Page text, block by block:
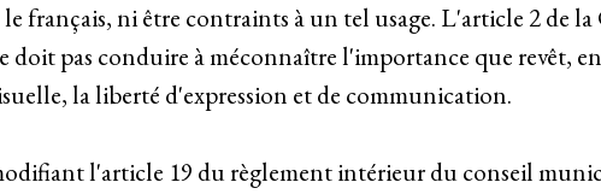
français, ni être contraints à un tel usage. L'article 2 de
pas conduire à méconnaître l'importance que revêt,
la liberté d'expression et de communication.
l'article 19 du règlement intérieur du conseil